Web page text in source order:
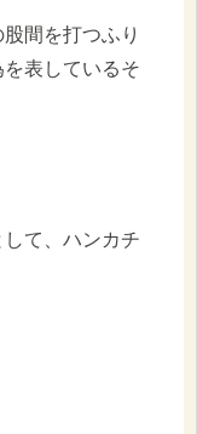
間を打つふり
表しているそ
て、ハンカチ